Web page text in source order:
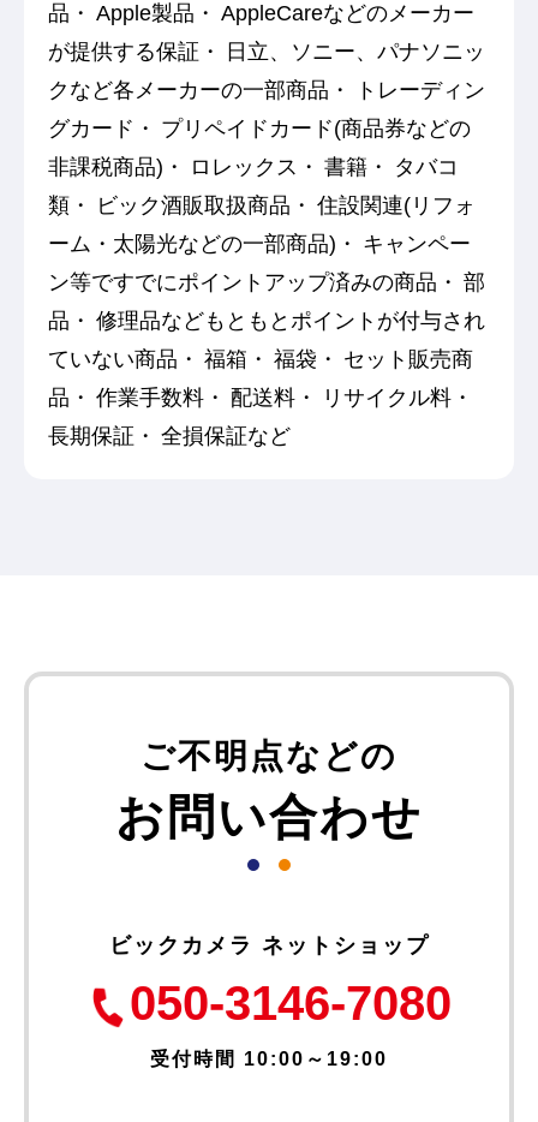
品
Apple製品
AppleCareなどのメーカー
が提供する保証
日立、ソニー、パナソニッ
クなど各メーカーの一部商品
トレーディン
グカード
プリペイドカード(商品券などの
非課税商品)
ロレックス 書籍
タバコ
類
ビック酒販取扱商品
住設関連(リフォ
ーム・太陽光などの一部商品)
キャンペー
ン等ですでにポイントアップ済みの商品
部
品
修理品などもともとポイントが付与され
ていない商品
福箱 福袋
セット販売商
品
作業手数料 配送料
リサイクル料
長期保証
全損保証など
ご不明点などの
お問い合わせ
ビックカメラ ネットショップ
050-3146-7080
受付時間 10:00～19:00